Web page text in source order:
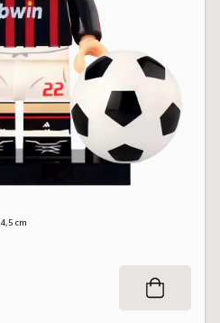
Συλλεκτική Φιγούρα Kaká AC Milan 4,5 cm